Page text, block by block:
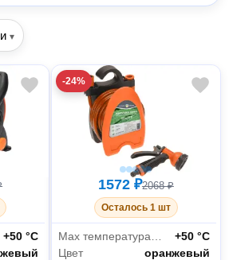
▾
+50 °С
-24%
1572 ₽2068 ₽
Осталось 1 шт
+50 °С
Цвет
оранжевый